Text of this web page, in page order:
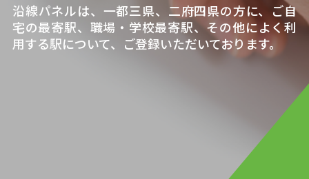
沿線パネルは、一都三県、二府四県の方に、ご自
宅の最寄駅、職場・学校最寄駅、その他によく利
用する駅について、ご登録いただいております。